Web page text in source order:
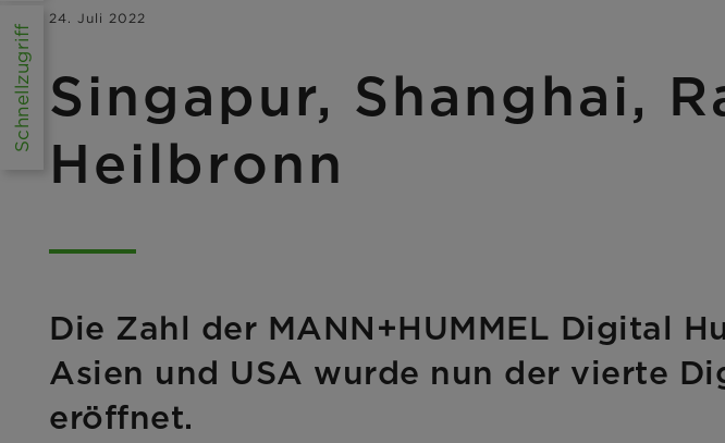
24. Juli 2022
Singapur, Shanghai,
Heilbronn
Die Zahl der MANN+HUMMEL Digital
Asien und USA wurde nun der vierte
eröffnet.
Schnellzugriff